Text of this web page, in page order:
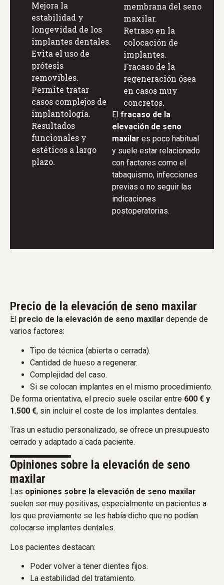
Mejora la
estabilidad y
longevidad de los
implantes dentales.
Evita el uso de
prótesis
removibles.
Permite tratar
casos complejos de
implantología.
Resultados
funcionales y
estéticos a largo
plazo.
membrana del seno
maxilar.
Retraso en la
colocación de
implantes.
Fracaso de la
regeneración ósea
en casos muy
concretos.
El fracaso de la
elevación de seno
maxilar es poco habitual
y suele estar relacionado
con factores como el
tabaquismo, infecciones
previas o no seguir las
indicaciones
postoperatorias.
Precio de la elevación de seno maxilar
El precio de la elevación de seno maxilar depende de
varios factores:
Tipo de técnica (abierta o cerrada).
Cantidad de hueso a regenerar.
Complejidad del caso.
Si se colocan implantes en el mismo procedimiento.
De forma orientativa, el precio suele oscilar entre 600 € y
1.500 €, sin incluir el coste de los implantes dentales.
Tras un estudio personalizado, se ofrece un presupuesto
cerrado y adaptado a cada paciente.
Opiniones sobre la elevación de seno
maxilar
Las opiniones sobre la elevación de seno maxilar
suelen ser muy positivas, especialmente en pacientes a
los que previamente se les había dicho que no podían
colocarse implantes dentales.
Los pacientes destacan:
Poder volver a tener dientes fijos.
La estabilidad del tratamiento.